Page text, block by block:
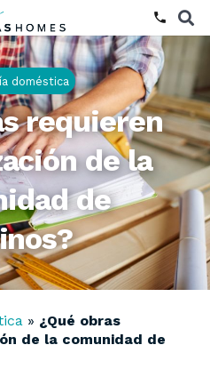
phone
doméstica
requieren
de la
de
» ¿Qué obras
de la comunidad de